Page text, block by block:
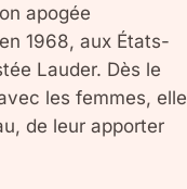
apogée
1968, aux États-
Lauder. Dès le
les femmes, elle
de leur apporter